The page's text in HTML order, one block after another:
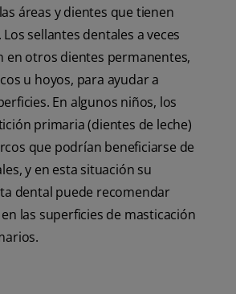
áreas y dientes que tienen
sellantes dentales a veces
en otros dientes permanentes,
u hoyos, para ayudar a
En algunos niños, los
primaria (dientes de leche)
que podrían beneficiarse de
y en esta situación su
dental puede recomendar
las superficies de masticación